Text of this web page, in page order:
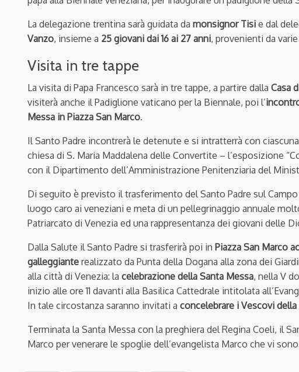
La delegazione trentina sarà guidata da monsignor Tisi e dal
Vanzo, insieme a 25 giovani dai 16 ai 27 anni, provenienti da
Visita in tre tappe
La visita di Papa Francesco sarà in tre tappe, a partire dalla Casa
visiterà anche il Padiglione vaticano per la Biennale, poi l’
Messa in Piazza San Marco.
Il Santo Padre incontrerà le detenute e si intratterrà con
chiesa di S. Maria Maddalena delle Convertite – l’esposizione
con il Dipartimento dell’Amministrazione Penitenziaria del
Di seguito è previsto il trasferimento del Santo Padre sul
luogo caro ai veneziani e meta di un pellegrinaggio annuale
Patriarcato di Venezia ed una rappresentanza dei giovani delle
Dalla Salute il Santo Padre si trasferirà poi in Piazza San Marco
galleggiante realizzato da Punta della Dogana alla zona dei
alla città di Venezia: la celebrazione della Santa Messa, nella V
inizio alle ore 11 davanti alla Basilica Cattedrale intitolata
In tale circostanza saranno invitati a concelebrare i Vescovi
Terminata la Santa Messa con la preghiera del Regina Coeli, il
Marco per venerare le spoglie dell’evangelista Marco che vi